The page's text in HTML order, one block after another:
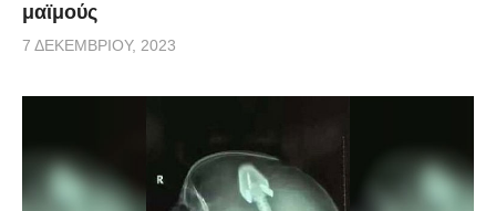
μαϊμούς
7 ΔΕΚΕΜΒΡΊΟΥ, 2023